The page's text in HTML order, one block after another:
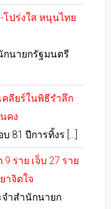
โปร่งใส หนุนไทย
กนายกรัฐมนตรี
คลียร์ในพิธีรำลึก
คง
81 ปีการทิ้งร […]
ราย เจ็บ 27 ราย
าจิตใจ
ำสำนักนายก